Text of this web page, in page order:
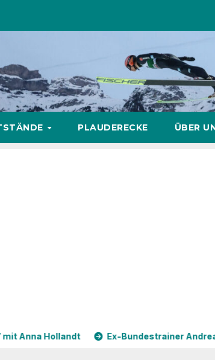
PLAUDERECKE ÜBER
Ex-Bundestrainer Andreas Bauer: